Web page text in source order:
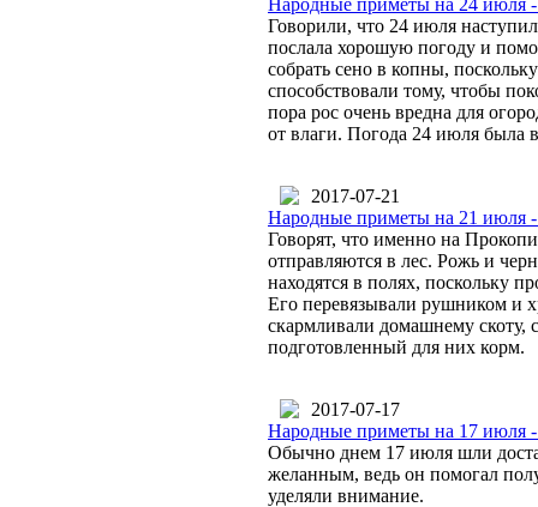
Народные приметы на 24 июля
Говорили, что 24 июля
послала хорошую погоду и
собрать сено в копны,
способствовали тому, чтобы
пора рос очень вредна для
от влаги. Погода 24 июля была
2017-07-21
Народные приметы на 21 июля
Говорят, что именно на
отправляются в лес. Рожь и
находятся в полях, поскольку
Его перевязывали рушником и
скармливали домашнему скоту,
подготовленный для них корм.
2017-07-17
Народные приметы на 17 июля
Обычно днем 17 июля шли
желанным, ведь он помогал
уделяли внимание.